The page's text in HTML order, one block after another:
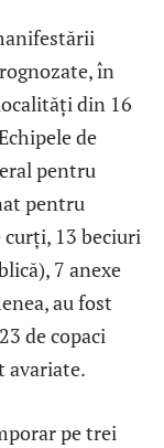
în
din 16
de
pentru
pentru
curți, 13 beciuri
7 anexe
au fost
de copaci
avariate.
pe trei